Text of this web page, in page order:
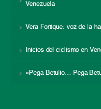
Venezuela
Vera Fortique: voz de la
Inicios del ciclismo en
«Pega Betulio… Pega